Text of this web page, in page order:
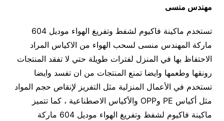
مهندس منسى
تستخدم ماكينة فاكيوم لشفط وتفريغ الهواء موديل 604
ماركة المهندس منسى لسحب الهواء من الاكياس المراد
الاحتفاظ بها في المنزل لفترات طويلة حتي لا تفقد المنتجات
رونقها وطعمها وايضا تمنع المنتجات من ان تفسد وايضا
تستخدم في الأعمال المنزلية مثل التفريز لإنقاص حجم المواد
مثل أكياس PE وOPP والأكياس الاصطناعية ، كما تتميز
ماكينة فاكيوم لشفط وتفريغ الهواء موديل 604 ماركة